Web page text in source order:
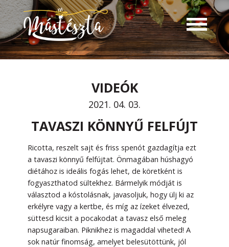
VIDEÓK
2021. 04. 03.
TAVASZI KÖNNYŰ FELFÚJT
Ricotta, reszelt sajt és friss spenót gazdagítja ezt
a tavaszi könnyű felfújtat. Önmagában húshagyó
diétához is ideális fogás lehet, de köretként is
fogyaszthatod sültekhez. Bármelyik módját is
választod a kóstolásnak, javasoljuk, hogy ülj ki az
erkélyre vagy a kertbe, és míg az ízeket élvezed,
süttesd kicsit a pocakodat a tavasz első meleg
napsugaraiban. Piknikhez is magaddal viheted! A
sok natúr finomság, amelyet belesütöttünk, jól